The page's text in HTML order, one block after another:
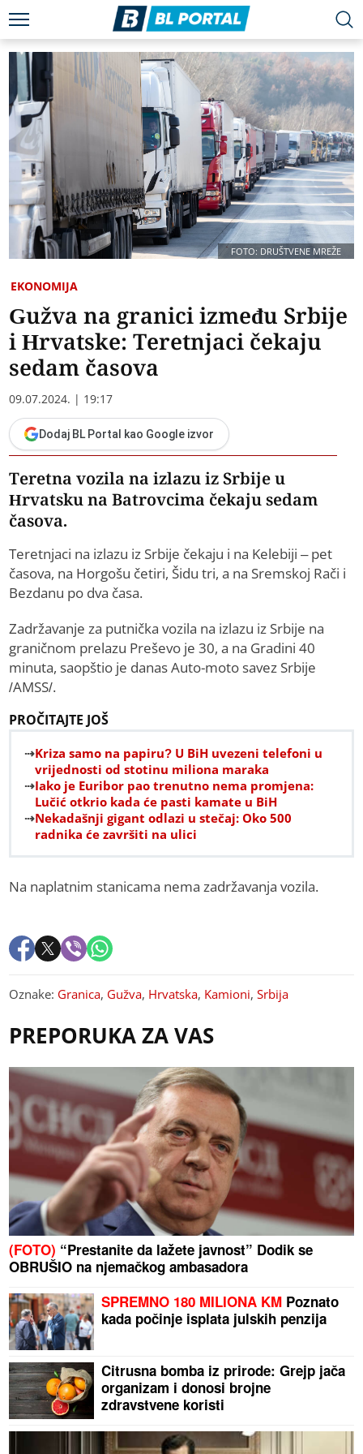
FOTO: DRUŠTVENE MREŽE
EKONOMIJA
Gužva na granici između Srbije
i Hrvatske: Teretnjaci čekaju
sedam časova
09.07.2024. | 19:17
Dodaj BL Portal kao Google izvor
Teretna vozila na izlazu iz Srbije u
Hrvatsku na Batrovcima čekaju sedam
časova.
Teretnjaci na izlazu iz Srbije čekaju i na Kelebiji – pet
časova, na Horgošu četiri, Šidu tri, a na Sremskoj Rači i
Bezdanu po dva časa.
Zadržavanje za putnička vozila na izlazu iz Srbije na
graničnom prelazu Preševo je 30, a na Gradini 40
minuta, saopštio je danas Auto-moto savez Srbije
/AMSS/.
PROČITAJTE JOŠ
Kriza samo na papiru? U BiH uvezeni telefoni u
vrijednosti od stotinu miliona maraka
Iako je Euribor pao trenutno nema promjena:
Lučić otkrio kada će pasti kamate u BiH
Nekadašnji gigant odlazi u stečaj: Oko 500
radnika će završiti na ulici
Na naplatnim stanicama nema zadržavanja vozila.
Oznake: Granica, Gužva, Hrvatska, Kamioni,Srbija
PREPORUKA ZA VAS
(FOTO) “Prestanite da lažete javnost” Dodik se
OBRUŠIO na njemačkog ambasadora
SPREMNO 180 MILIONA KM Poznato
kada počinje isplata julskih penzija
Citrusna bomba iz prirode: Grejp jača
organizam i donosi brojne
zdravstvene koristi